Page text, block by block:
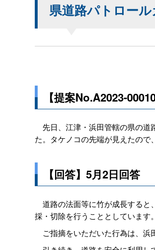
県道路パトロー
【提案No.A2023-
先日、江津・浜田管轄の県の道
た。タケノコの先端が見えたので
【回答】5月2日回答
道路の法面等に竹が成長すると
採・切除を行うこととしています。
ご指摘をいただいた行為は、浜